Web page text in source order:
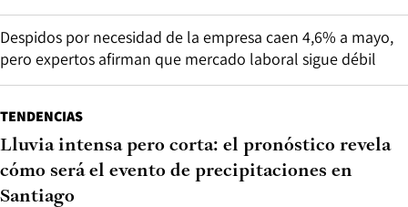
Despidos por necesidad de la empresa caen 4,6% a mayo,
pero expertos afirman que mercado laboral sigue débil
TENDENCIAS
Lluvia intensa pero corta: el pronóstico revela
cómo será el evento de precipitaciones en
Santiago